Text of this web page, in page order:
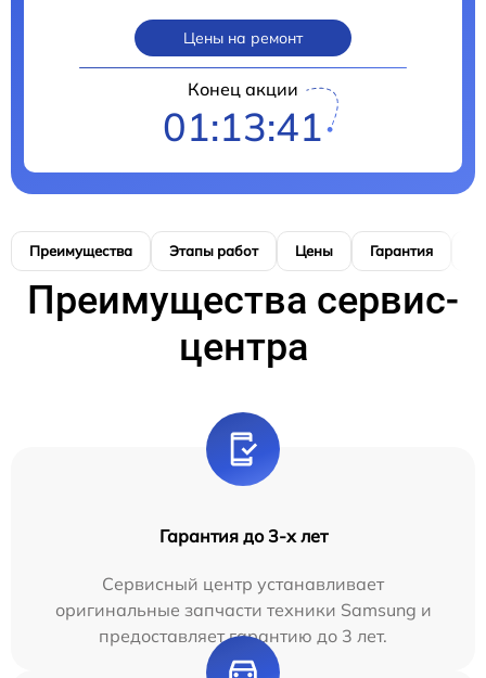
Цены на ремонт
Конец акции
01:13:40
Преимущества Этапы работ Цены Гарантия
Преимущества сервис-
центра
Гарантия до 3-х лет
Сервисный центр устанавливает
оригинальные запчасти техники Samsung и
предоставляет гарантию до 3 лет.